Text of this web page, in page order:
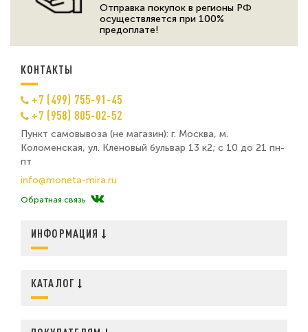
Отправка покупок в регионы РФ
осуществляется при 100%
предоплате!
КОНТАКТЫ
+7 (499) 755-91-45
+7 (958) 805-02-52
Пункт самовывоза (не магазин): г. Москва, м.
Коломенская, ул. Кленовый бульвар 13 к2; с 10 до 21 пн-
пт
info@moneta-mira.ru
Обратная связь
ИНФОРМАЦИЯ
КАТАЛОГ